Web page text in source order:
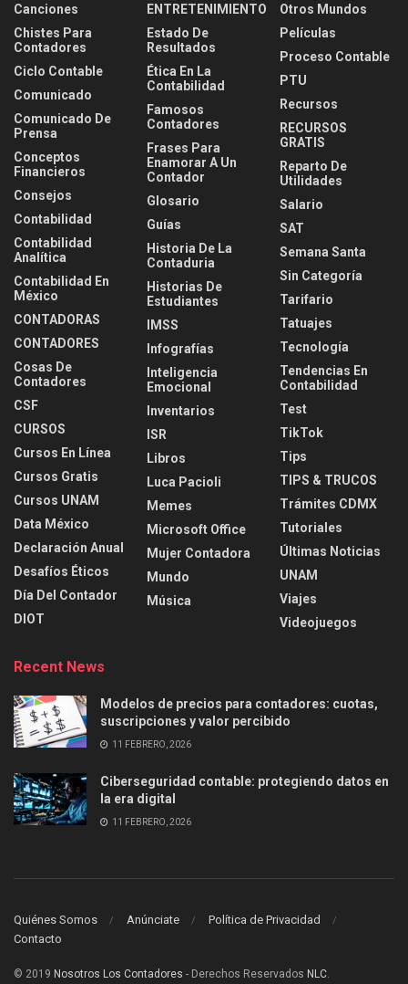
Canciones
Chistes Para
Contadores
Ciclo Contable
Comunicado
Comunicado De
Prensa
Conceptos
Financieros
Consejos
Contabilidad
Contabilidad
Analítica
Contabilidad En
México
CONTADORAS
CONTADORES
Cosas De
Contadores
CSF
CURSOS
Cursos En Línea
Cursos Gratis
Cursos UNAM
Data México
Declaración Anual
Desafíos Éticos
Día Del Contador
DIOT
ENTRETENIMIENTO
Estado De
Resultados
Ética En La
Contabilidad
Famosos
Contadores
Frases Para
Enamorar A Un
Contador
Glosario
Guías
Historia De La
Contaduria
Historias De
Estudiantes
IMSS
Infografías
Inteligencia
Emocional
Inventarios
ISR
Libros
Luca Pacioli
Memes
Microsoft Office
Mujer Contadora
Mundo
Música
Otros Mundos
Películas
Proceso Contable
PTU
Recursos
RECURSOS
GRATIS
Reparto De
Utilidades
Salario
SAT
Semana Santa
Sin Categoría
Tarifario
Tatuajes
Tecnología
Tendencias En
Contabilidad
Test
TikTok
Tips
TIPS & TRUCOS
Trámites CDMX
Tutoriales
Últimas Noticias
UNAM
Viajes
Videojuegos
Recent News
Modelos de precios para contadores: cuotas,
suscripciones y valor percibido
11 FEBRERO, 2026
Ciberseguridad contable: protegiendo datos en
la era digital
11 FEBRERO, 2026
Quiénes Somos Anúnciate
Política de Privacidad
Contacto
© 2019 Nosotros Los Contadores - Derechos Reservados NLC.